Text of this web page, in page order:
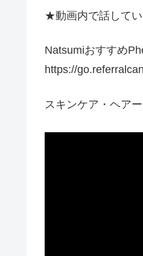
★動画内で話して
Natsumiおすすめ
https://
スキンケア・ヘア